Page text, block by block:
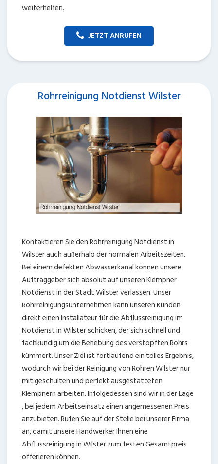
weiterhelfen.
JETZT ANRUFEN
Rohrreinigung Notdienst Wilster
Kontaktieren Sie den Rohrreinigung Notdienst in
Wilster auch außerhalb der normalen Arbeitszeiten.
Bei einem defekten Abwasserkanal können unsere
Auftraggeber sich absolut auf unseren Klempner
Notdienst in der Stadt Wilster verlassen. Unser
Rohrreinigungsunternehmen kann unseren Kunden
direkt einen Installateur für die Abflussreinigung im
Notdienst in Wilster schicken, der sich schnell und
fachkundig um die Behebung des verstopften Rohrs
kümmert. Unser Ziel ist fortlaufend ein tolles Ergebnis,
wodurch wir bei der Reinigung von Rohren Wilster nur
mit geschulten und perfekt ausgestatteten
Klempnern arbeiten. Infolgedessen sind wir in der Lage
, bei jedem Arbeitseinsatz einen angemessenen Preis
anzubieten. Rufen Sie auf der Stelle bei unserer Firma
an, damit unsere Handwerker Ihnen eine
Abflussreinigung in Wilster zum festen Gesamtpreis
offerieren können.